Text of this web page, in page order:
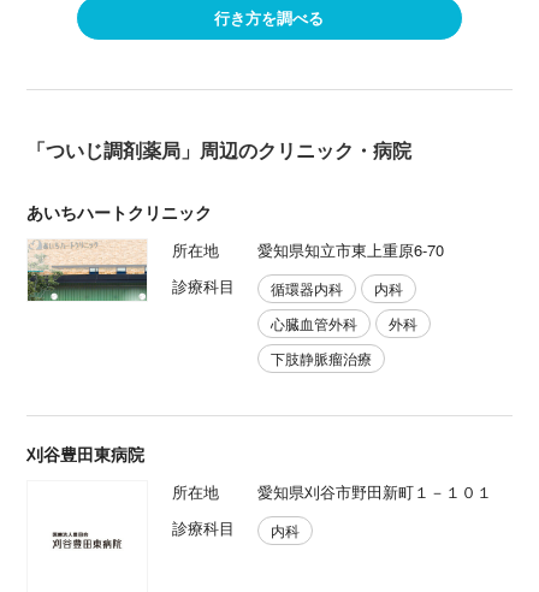
行き方を調べる
「ついじ調剤薬局」周辺のクリニック・病院
あいちハートクリニック
所在地
愛知県知立市東上重原6-70
診療科目
循環器内科
内科
心臓血管外科
外科
下肢静脈瘤治療
刈谷豊田東病院
所在地
愛知県刈谷市野田新町１－１０１
診療科目
内科